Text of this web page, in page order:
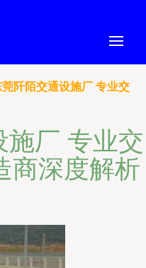
莞阡陌交通设施厂 专业交
施厂 专业交
商深度解析